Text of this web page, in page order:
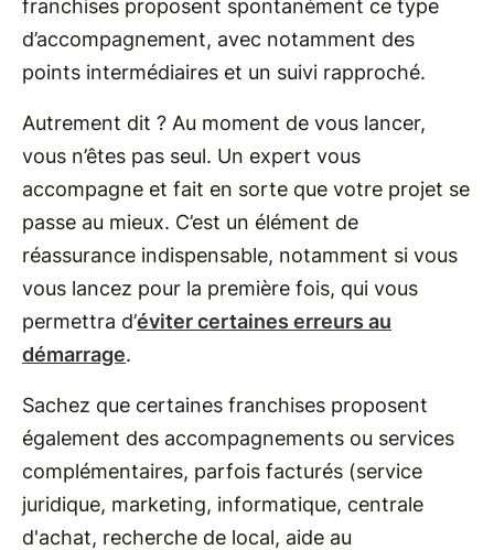
franchises proposent spontanément ce type
d’accompagnement, avec notamment des
points intermédiaires et un suivi rapproché.
Autrement dit ? Au moment de vous lancer,
vous n’êtes pas seul. Un expert vous
accompagne et fait en sorte que votre projet se
passe au mieux. C’est un élément de
réassurance indispensable, notamment si vous
vous lancez pour la première fois, qui vous
permettra d’éviter certaines erreurs au
démarrage.
Sachez que certaines franchises proposent
également des accompagnements ou services
complémentaires, parfois facturés (service
juridique, marketing, informatique, centrale
d'achat, recherche de local, aide au